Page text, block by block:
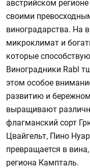
австрийском
своими
виноградарства. На
микроклимат и
которые
Виноградники Rabl
этом особое
развитию и
выращивают
флагманский сорт
Цвайгельт, Пино
превращается в
региона Кампталь.